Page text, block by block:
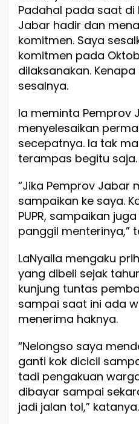
s
l
e
a
Padahal pada saat di
Jabar hadir dan
komitmen. Saya
komitmen pada
dilaksanakan.
sesalnya.
Ia meminta Pemprov
menyelesaikan
secepatnya. Ia tak
terampas begitu saja.
“Jika Pemprov Jabar
sampaikan ke saya.
PUPR, sampaikan
panggil menterinya,”
LaNyalla mengaku
yang dibeli sejak
kunjung tuntas
sampai saat ini ada
menerima haknya.
“Nelongso saya
ganti kok dicicil
tadi pengakuan
dibayar sampai
jadi jalan tol,” katanya.